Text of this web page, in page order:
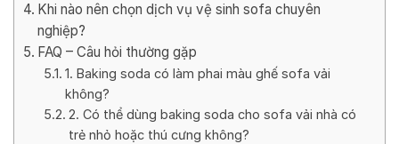
Khi nào nên chọn dịch vụ vệ sinh sofa chuyên
nghiệp?
FAQ – Câu hỏi thường gặp
1. Baking soda có làm phai màu ghế sofa vải
không?
2. Có thể dùng baking soda cho sofa vải nhà có
trẻ nhỏ hoặc thú cưng không?